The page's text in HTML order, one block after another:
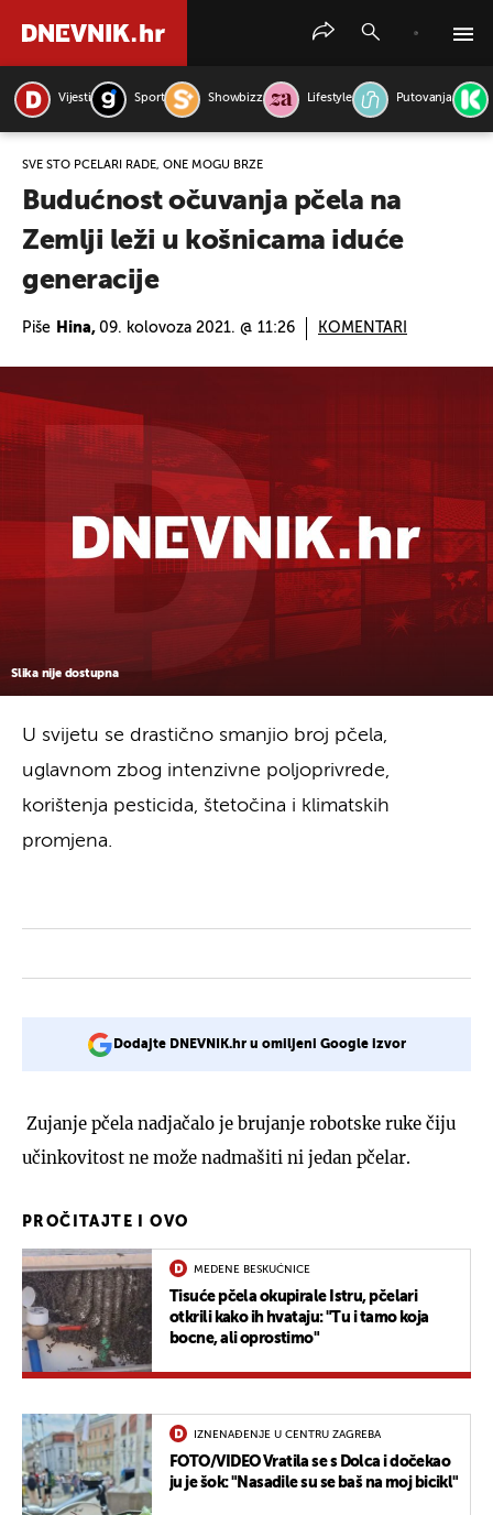
Vijesti Sport Showbizz Lifestyle Putovanja
SVE ŠTO PČELARI RADE, ONE MOGU BRŽE
Budućnost očuvanja pčela na
Zemlji leži u košnicama iduće
generacije
Piše Hina, 09. kolovoza 2021. @ 11:26 KOMENTARI
Slika nije dostupna
U svijetu se drastično smanjio broj pčela,
uglavnom zbog intenzivne poljoprivrede,
korištenja pesticida, štetočina i klimatskih
promjena.
Dodajte DNEVNIK.hr u omiljeni Google izvor
Zujanje pčela nadjačalo je brujanje robotske ruke čiju
učinkovitost ne može nadmašiti ni jedan pčelar.
PROČITAJTE I OVO
MEDENE BESKUĆNICE
Tisuće pčela okupirale Istru, pčelari
otkrili kako ih hvataju: "Tu i tamo koja
bocne, ali oprostimo"
IZNENAĐENJE U CENTRU ZAGREBA
FOTO/VIDEO Vratila se s Dolca i dočekao
ju je šok: "Nasadile su se baš na moj bicikl"
PRETRAŽITE VIJESTI